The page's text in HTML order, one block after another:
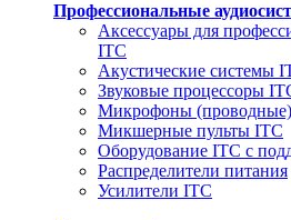
Профессиональные
Аксессуары для
ITC
Акустические системы
Звуковые процессоры
Микрофоны
Микшерные пульты ITC
Оборудование ITC с
Распределители питания
Усилители ITC